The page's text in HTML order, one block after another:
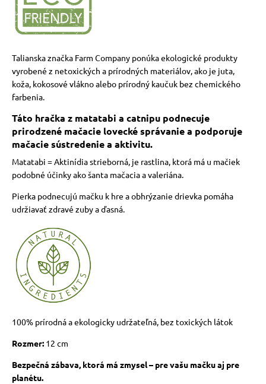
Talianska značka Farm Company ponúka ekologické produkty
vyrobené z netoxických a prírodných materiálov, ako je juta,
koža, kokosové vlákno alebo prírodný kaučuk bez chemického
farbenia.
Táto hračka z matatabi a catnipu podnecuje
prirodzené mačacie lovecké správanie a podporuje
mačacie sústredenie a aktivitu.
Matatabi = Aktinídia strieborná, je rastlina, ktorá má u mačiek
podobné účinky ako šanta mačacia a valeriána.
Pierka podnecujú mačku k hre a obhrýzanie drievka pomáha
udržiavať zdravé zuby a ďasná.
100% prírodná a ekologicky udržateľná, bez toxických látok
Rozmer:12 cm
Bezpečná zábava, ktorá má zmysel – pre vašu mačku aj pre
planétu.